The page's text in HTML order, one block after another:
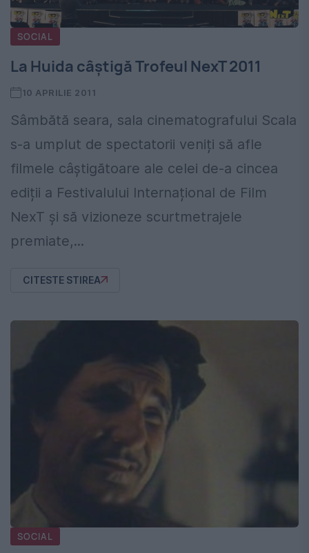
SOCIAL
La Huida câștigă Trofeul NexT 2011
10 APRILIE 2011
Sâmbătă seara, sala cinematografului Scala
s-a umplut de spectatorii veniți să afle
filmele câștigătoare ale celei de-a cincea
ediții a Festivalului Internațional de Film
NexT și să vizioneze scurtmetrajele
premiate,...
CITESTE STIREA
SOCIAL